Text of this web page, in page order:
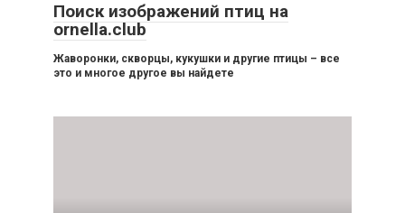
Поиск изображений птиц на
ornella.club
Жаворонки, скворцы, кукушки и другие птицы – все
это и многое другое вы найдете